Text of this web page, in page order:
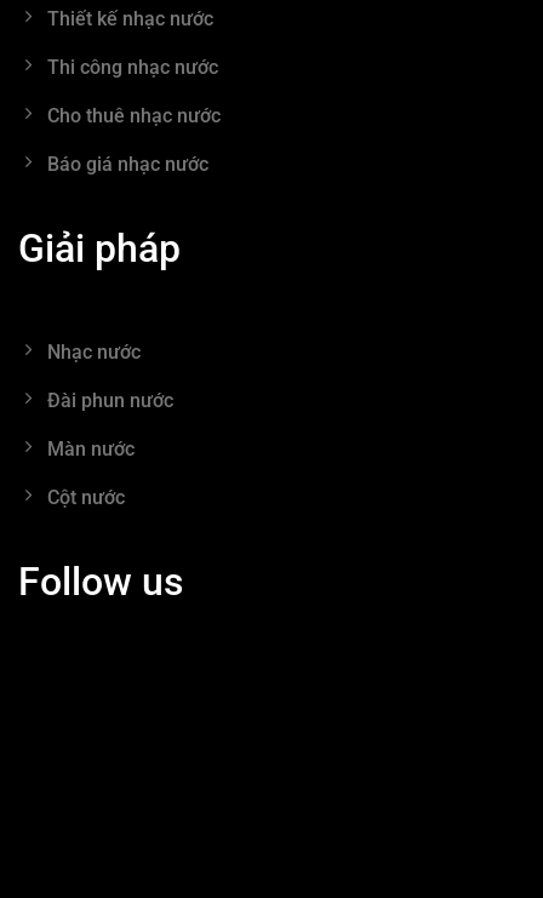
Thiết kế nhạc nước
Thi công nhạc nước
Cho thuê nhạc nước
Báo giá nhạc nước
Giải pháp
Nhạc nước
Đài phun nước
Màn nước
Cột nước
Follow us